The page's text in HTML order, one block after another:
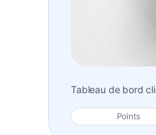
Tableau de bord
Points